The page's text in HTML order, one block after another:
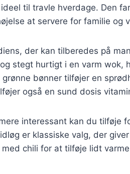
til travle hverdage. Den
at servere for familie og
der kan tilberedes på
stegt hurtigt i en varm wok,
bønner tilføjer en
også en sund dosis
interessant kan du tilføje
er klassiske valg, der
chili for at tilføje lidt